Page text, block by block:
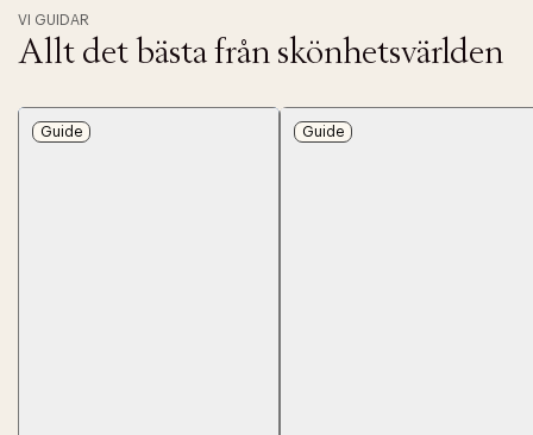
VI GUIDAR
Allt det bästa från skönhetsvärlden
Guide Guide